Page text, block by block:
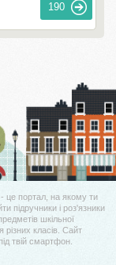
190
це портал, на якому ти
підручники і роз'язники
шкільної
різних класів. Сайт
твій смартфон.